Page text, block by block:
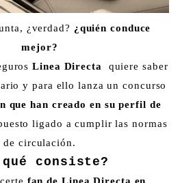
¿verdad? ¿quién conduce
mejor?
Linea Directa
quiere saber
y para ello lanza un concurso
que han creado en su perfil de
ligado a cumplir las normas
de circulación.
qué consiste?